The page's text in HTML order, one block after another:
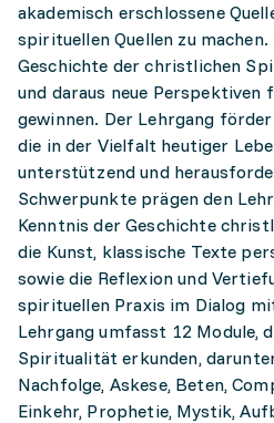
akademisch erschlossene
spirituellen Quellen zu
Geschichte der christlichen
und daraus neue Perspektiven
gewinnen. Der Lehrgang
die in der Vielfalt heutiger
unterstützend und
Schwerpunkte prägen den
Kenntnis der Geschichte
die Kunst, klassische Texte
sowie die Reflexion und
spirituellen Praxis im Dialog
Lehrgang umfasst 12 Module,
Spiritualität erkunden,
Nachfolge, Askese, Beten,
Einkehr, Prophetie, Mystik,